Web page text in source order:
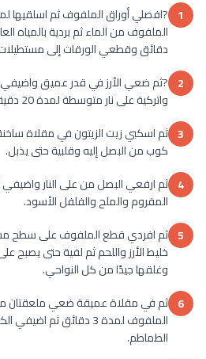
1
دقائق وقطعي الورقات إلى
2 ?ثم ضعي الأرز في قدر عميق
واتركية على نار متوسطة لمدة 20 دقيقة أو حتى يستوي الأرز.
3 ثم اسكبي زيت الزيتون في مقلاة
كوب من البصل إليه وقلبية حتى يذبل.
4 ثم ارفعي البصل من على النار واضيفي
المفروم والملح والفلفل الأسود.
5 ثم افردي قطع الملفوف على سطح
خليط الأرز واللحم ثم لفية حتى يصبح
وغلقها جيدًا من كل النواحي.
6 ثم في مقلاة عميقة ضعي ملعقتان
الملفوف لمدة 3 دقائق
الطماطم.